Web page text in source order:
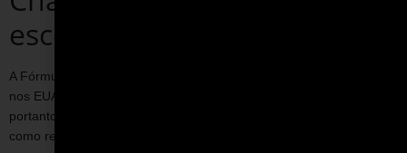
escolar
A Fórmula Vee já existia há mais de 40 anos, desde sua criação
nos EUA, em 1959. Ainda era popular em vários países. Havia,
portanto, muitos projetos disponíveis a serem copiados ou tidos
como referência. De acordo com Zullino, um modelo inglês chegou